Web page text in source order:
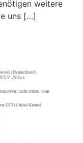
weitere
uns […]